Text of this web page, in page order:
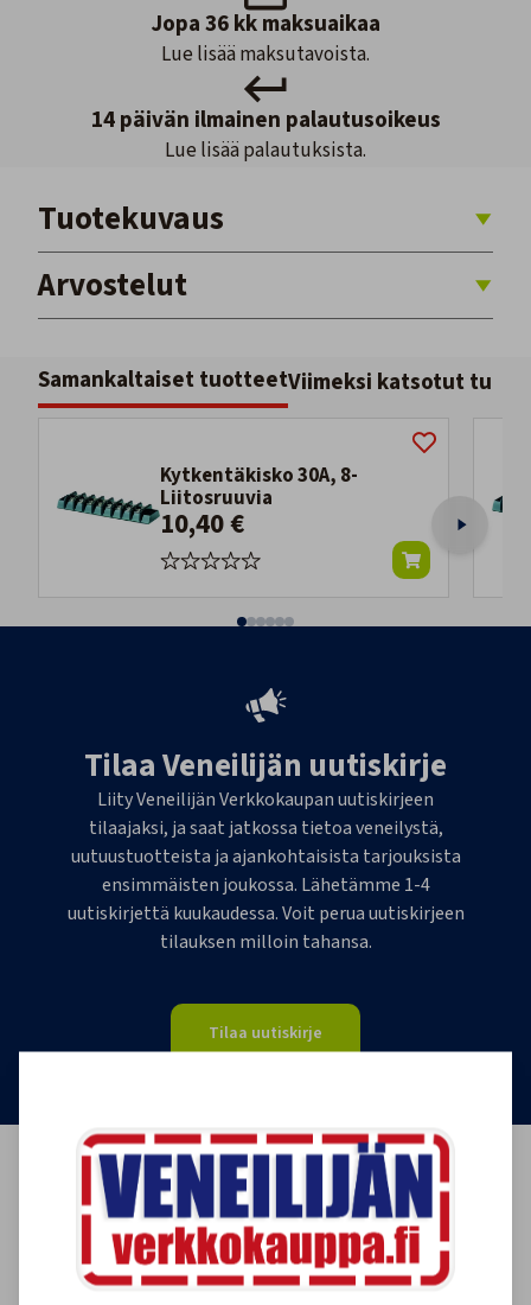
Jopa 36 kk maksuaikaa
Lue lisää maksutavoista.
14 päivän ilmainen palautusoikeus
Lue lisää palautuksista.
Tuotekuvaus
Arvostelut
Samankaltaiset tuotteetViimeksi katsotut
Kytkentäkisko 30A, 8-
Liitosruuvia
10,40 €
Tilaa Veneilijän uutiskirje
Liity Veneilijän Verkkokaupan uutiskirjeen
tilaajaksi, ja saat jatkossa tietoa veneilystä,
uutuustuotteista ja ajankohtaisista tarjouksista
ensimmäisten joukossa. Lähetämme 1-4
uutiskirjettä kuukaudessa. Voit perua uutiskirjeen
tilauksen milloin tahansa.
Tilaa uutiskirje